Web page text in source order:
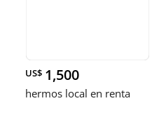
US$ 1,500
hermos local en renta